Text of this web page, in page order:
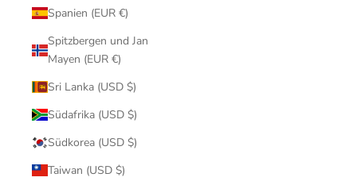
Spanien (EUR €)
Spitzbergen und Jan
Mayen (EUR €)
Sri Lanka (USD $)
Südafrika (USD $)
Südkorea (USD $)
Taiwan (USD $)